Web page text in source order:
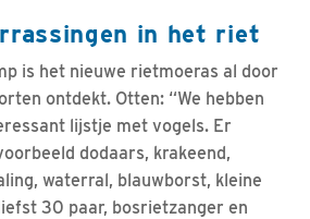
in het riet
is het nieuwe rietmoeras al door
ontdekt. Otten: “We hebben
lijstje met vogels. Er
dodaars, krakeend,
waterral, blauwborst, kleine
30 paar, bosrietzanger en